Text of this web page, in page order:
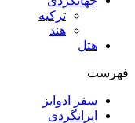
ترکیه
هند
هتل
فهرست
سفر ادوایز
ایرانگردی